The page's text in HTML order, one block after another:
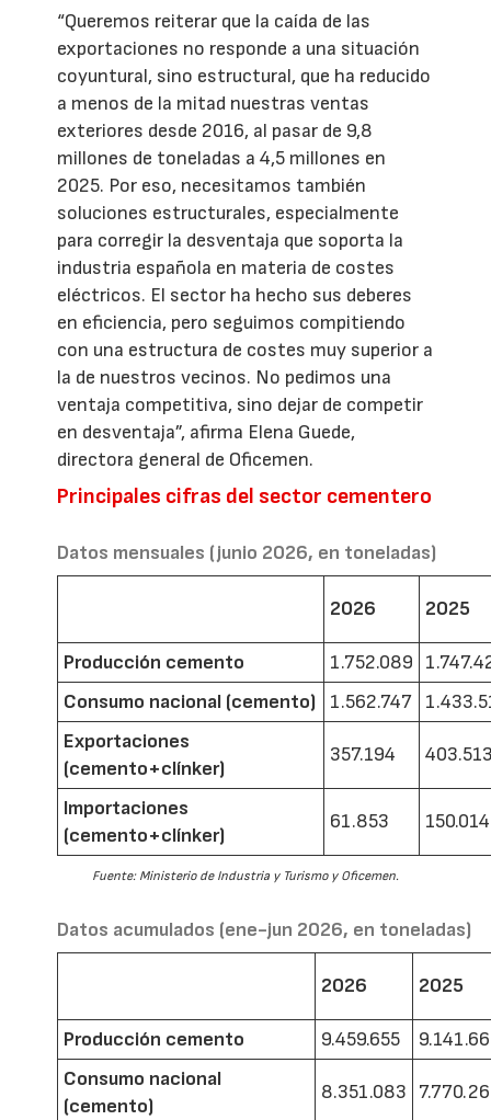
“Queremos reiterar que la caída de las
exportaciones no responde a una situación
coyuntural, sino estructural, que ha reducido
a menos de la mitad nuestras ventas
exteriores desde 2016, al pasar de 9,8
millones de toneladas a 4,5 millones en
2025. Por eso, necesitamos también
soluciones estructurales, especialmente
para corregir la desventaja que soporta la
industria española en materia de costes
eléctricos. El sector ha hecho sus deberes
en eficiencia, pero seguimos compitiendo
con una estructura de costes muy superior a
la de nuestros vecinos. No pedimos una
ventaja competitiva, sino dejar de competir
en desventaja”, afirma Elena Guede,
directora general de Oficemen.
Principales cifras del sector cementero
Datos mensuales (junio 2026, en toneladas)
2026 2025
Producción cemento 1.752.089
Consumo nacional (cemento)
1.562.747
Exportaciones
(cemento+clínker)
357.194
Importaciones
(cemento+clínker)
61.853 150.014
Fuente: Ministerio de Industria y Turismo y Oficemen.
Datos acumulados (ene-jun 2026, en toneladas)
2026 2025
Producción cemento 9.459.655
Consumo nacional
(cemento)
8.351.083